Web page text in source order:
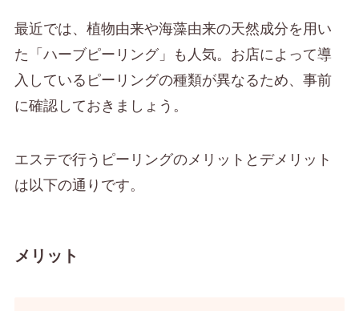
最近では、植物由来や海藻由来の天然成分を用い
た「ハーブピーリング」も人気。お店によって導
入しているピーリングの種類が異なるため、事前
に確認しておきましょう。
エステで行うピーリングのメリットとデメリット
は以下の通りです。
メリット